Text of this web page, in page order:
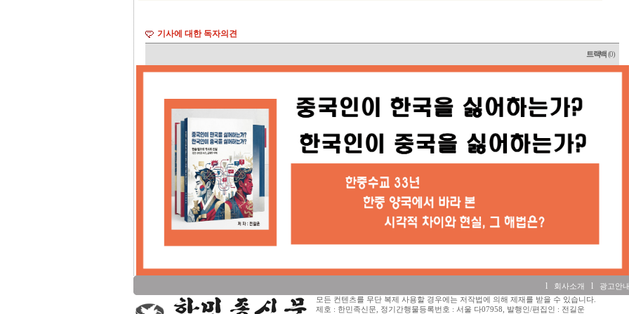
기사에 대한 독자의견
트랙백(0)
l 회사소개 l 광고안내
모든 컨텐츠를 무단 복제 사용할 경우에는 저작법에 의해 제재를 받을 수 있습니다.
제호 : 한민족신문, 정기간행물등록번호 : 서울 다07958, 발행인/편집인 : 전길운